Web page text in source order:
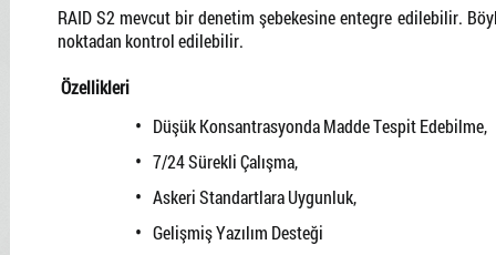
RAID S2 mevcut bir denetim şebekesine entegre edilebilir.
noktadan kontrol edilebilir.
Özellikleri
Düşük Konsantrasyonda Madde Tespit Edebilme,
7/24 Sürekli Çalışma,
Askeri Standartlara Uygunluk,
Gelişmiş Yazılım Desteği